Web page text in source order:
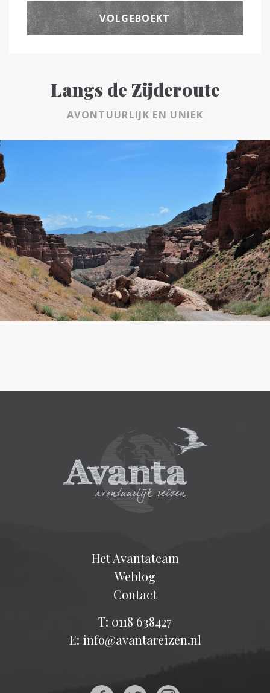
VOLGEBOEKT
Langs de Zijderoute
AVONTUURLIJK EN UNIEK
Het Avantateam
Weblog
Contact
T: 0118 638427
E: info@avantareizen.nl